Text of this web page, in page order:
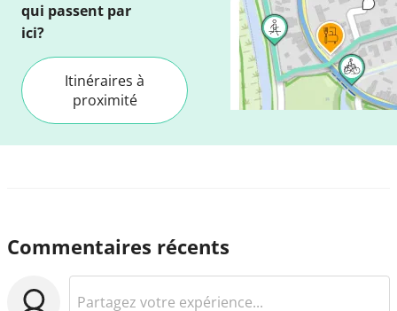
qui passent par
ici?
Itinéraires à
proximité
Commentaires récents